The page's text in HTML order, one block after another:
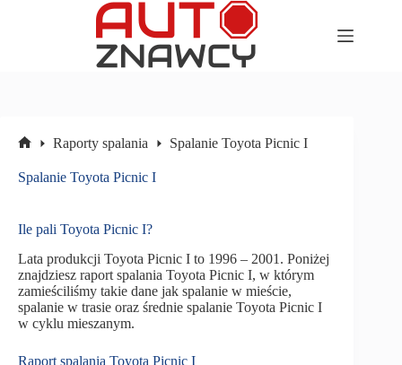
główna
Raporty spalania Spalanie Toyota Picnic I
Spalanie Toyota Picnic I
Ile pali Toyota Picnic I?
Lata produkcji Toyota Picnic I to 1996 – 2001. Poniżej
znajdziesz raport spalania Toyota Picnic I, w którym
zamieściliśmy takie dane jak spalanie w mieście,
spalanie w trasie oraz średnie spalanie Toyota Picnic I
w cyklu mieszanym.
Raport spalania Toyota Picnic I